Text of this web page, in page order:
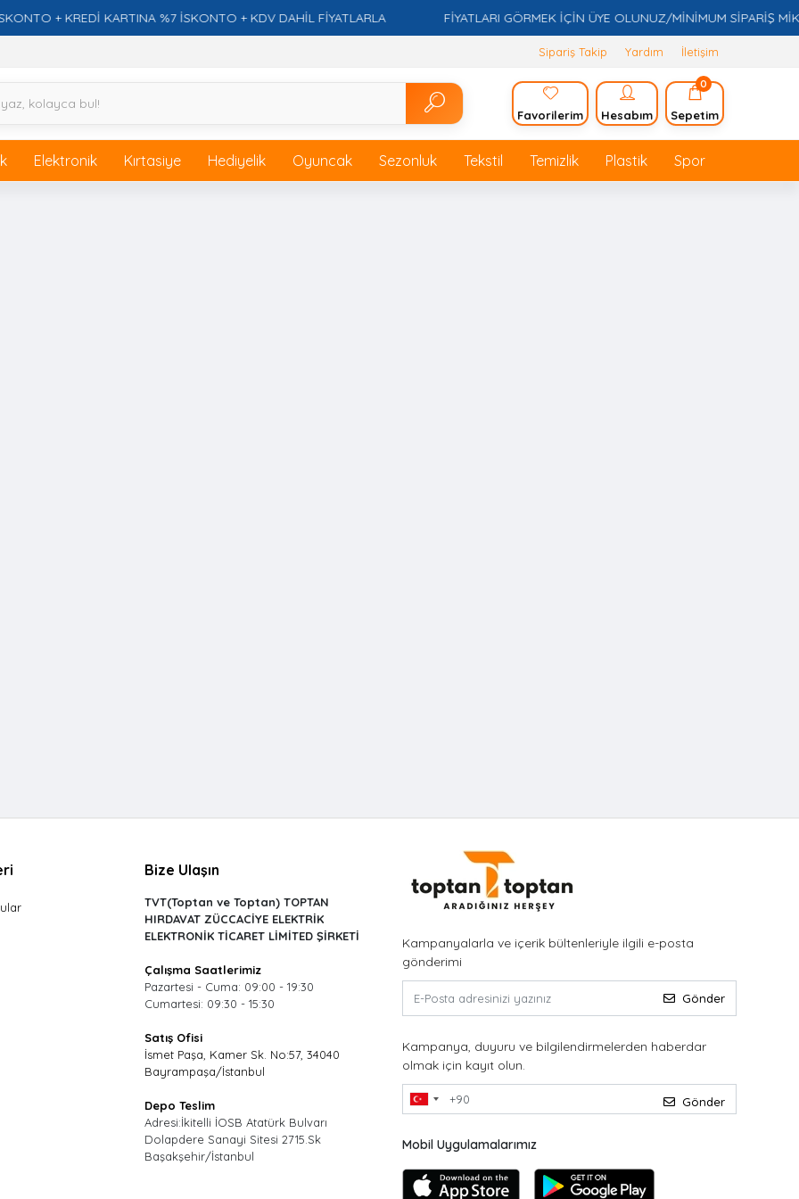
+ KREDİ KARTINA %7 İSKONTO + KDV DAHİL FİYATLARLA FİYATLARI GÖRMEK İÇİN ÜYE OLUNUZ/MİNİMUM SİPARİŞ
Sipariş Takip Yardım İletişim
Favorilerim Hesabım
0
Sepetim
Elektronik Kırtasiye Hediyelik Oyuncak Sezonluk Tekstil Temizlik Plastik Spor
Bize Ulaşın
TVT(Toptan ve Toptan) TOPTAN
HIRDAVAT ZÜCCACİYE ELEKTRİK
ELEKTRONİK TİCARET LİMİTED ŞİRKETİ
Çalışma Saatlerimiz
Pazartesi - Cuma: 09:00 - 19:30
Cumartesi: 09:30 - 15:30
Satış Ofisi
İsmet Paşa, Kamer Sk. No:57, 34040
Bayrampaşa/İstanbul
Depo Teslim
Adresi:İkitelli İOSB Atatürk Bulvarı
Dolapdere Sanayi Sitesi 2715.Sk
Başakşehir/İstanbul
Kampanyalarla ve içerik bültenleriyle ilgili e-posta
gönderimi
Gönder
Kampanya, duyuru ve bilgilendirmelerden haberdar
olmak için kayıt olun.
Gönder
Mobil Uygulamalarımız